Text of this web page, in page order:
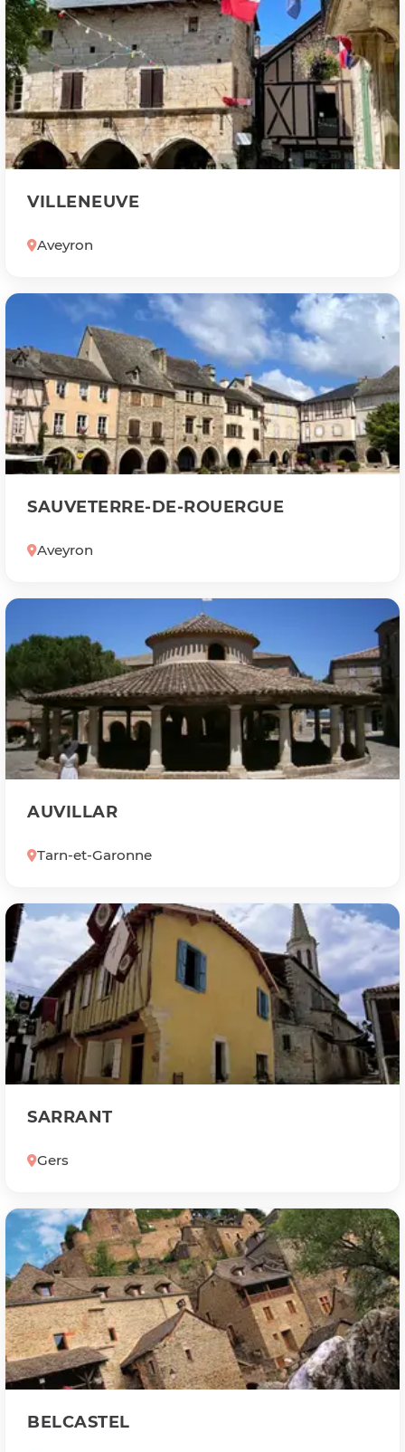
VILLENEUVE
Aveyron
SAUVETERRE-DE-ROUERGUE
Aveyron
AUVILLAR
Tarn-et-Garonne
SARRANT
Gers
BELCASTEL